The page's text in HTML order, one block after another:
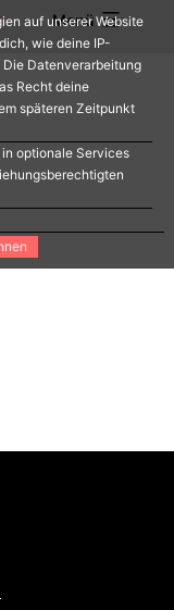
Menü
auf unserer Website
wie deine IP-
Datenverarbeitung
Recht deine
späteren Zeitpunkt
optionale Services